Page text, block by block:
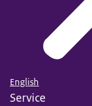
English
Service